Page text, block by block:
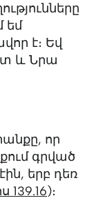
եմ
է։ Եվ
և Նրա
որ
գրված
երբ դեռ
139.16)։